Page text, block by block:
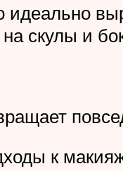
идеально
на скулы и
к